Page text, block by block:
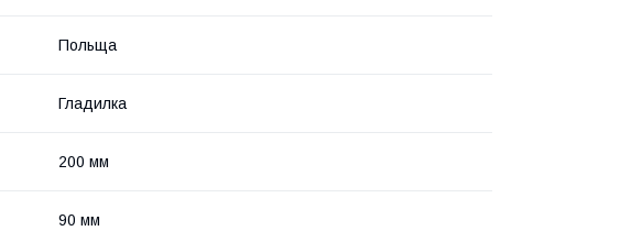
Польща
Гладилка
200 мм
90 мм